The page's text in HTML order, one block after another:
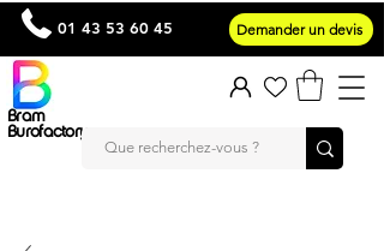
Bram
Burofactory
01 43 53 60 45 Demander un devis